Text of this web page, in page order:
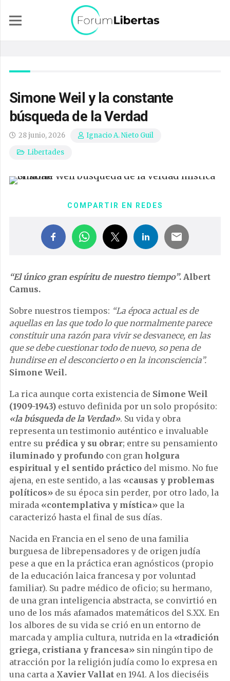
Simone Weil y la constante
búsqueda de la Verdad
28 junio, 2026
Ignacio A. Nieto Guil
Libertades
COMPARTIR EN REDES
“El único gran espíritu de nuestro tiempo”. Albert
Camus.
Sobre nuestros tiempos: “La época actual es de
aquellas en las que todo lo que normalmente parece
constituir una razón para vivir se desvanece, en las
que se debe cuestionar todo de nuevo, so pena de
hundirse en el desconcierto o en la inconsciencia”.
Simone Weil.
La rica aunque corta existencia de Simone Weil
(1909-1943) estuvo definida por un solo propósito:
«la búsqueda de la Verdad». Su vida y obra
representa un testimonio auténtico e invaluable
entre su prédica y su obrar; entre su pensamiento
iluminado y profundo con gran holgura
espiritual y el sentido práctico del mismo. No fue
ajena, en este sentido, a las «causas y problemas
políticos» de su época sin perder, por otro lado, la
mirada «contemplativa y mística» que la
caracterizó hasta el final de sus días.
Nacida en Francia en el seno de una familia
burguesa de librepensadores y de origen judía
pese a que en la práctica eran agnósticos (propio
de la educación laica francesa y por voluntad
familiar). Su padre médico de oficio; su hermano,
de una gran inteligencia abstracta, se convirtió en
uno de los más afamados matemáticos del S.XX. En
los albores de su vida se crió en un entorno de
marcada y amplia cultura, nutrida en la «tradición
griega, cristiana y francesa» sin ningún tipo de
atracción por la religión judía como lo expresa en
una carta a Xavier Vallat en 1941. A los dieciséis